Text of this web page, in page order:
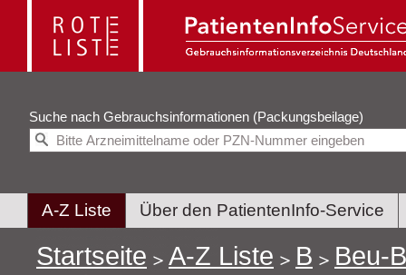
Suche nach Gebrauchsinformationen (Packungsbeilage)
A-Z Liste Über den PatientenInfo-Service
Startseite A-Z Liste B
Beu-